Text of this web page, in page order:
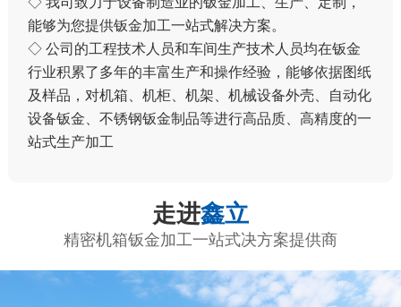
能够为您提供钣金加工一站式解决方案。
◇ 公司的工程技术人员和车间生产技术人员均在钣金
行业积累了多年的丰富生产和操作经验，能够依据图纸
及样品，对机箱、机柜、机架、机械设备外壳、自动化
设备钣金、不锈钢钣金制品等进行高品质、高精度的一
站式生产加工
走进鑫立
精密机箱钣金加工一站式决方案提供商